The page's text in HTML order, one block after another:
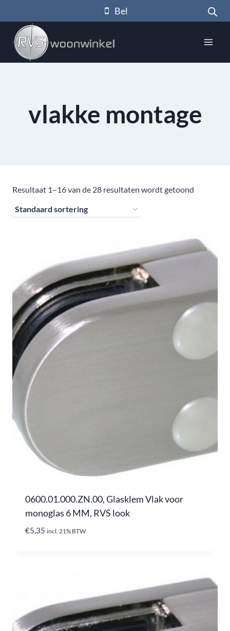
naar
inhoud
Bel
vlakke montage
Resultaat 1–16 van de 28 resultaten wordt getoond
0600.01.000.ZN.00, Glasklem Vlak voor
monoglas 6 MM, RVS look
€5,35 incl. 21% BTW